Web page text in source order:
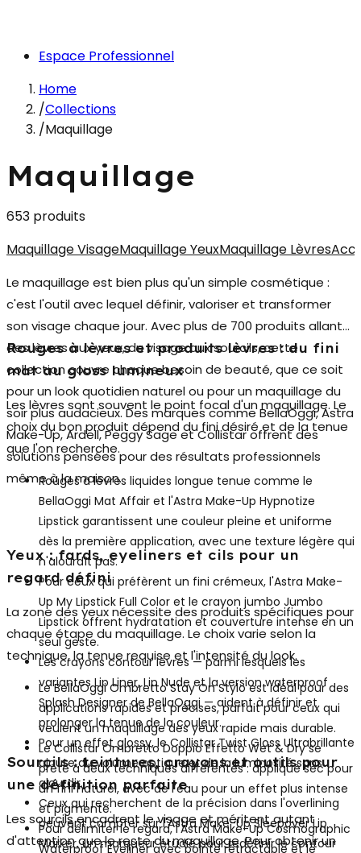
Espace Professionnel
Home
/Collections
/Maquillage
Maquillage
653 produits
Maquillage VisageMaquillage YeuxMaquillage Lèvres
Le maquillage est bien plus qu'un simple cosmétique :
c'est l'outil avec lequel définir, valoriser et transformer
son visage chaque jour. Avec plus de 700 produits allant
des lèvres aux yeux, du visage aux sourcils, cette
collection couvre chaque besoin de beauté, que ce soit
pour un look quotidien naturel ou pour un maquillage du
soir plus audacieux. Des marques comme BellaOggi, Astra
Make-Up, Ardell, Peggy Sage et Collistar offrent des
solutions pensées pour des résultats professionnels
même à la maison.
Rouges à lèvres et produits lèvres : du fini
mat au gloss lumineux
Les lèvres sont souvent le point focal d'un maquillage. Le
choix du bon produit dépend du fini désiré et de la tenue
que l'on recherche.
Rouges à lèvres liquides longue tenue comme le
BellaOggi Mat Affair et l'Astra Make-Up Hypnotize
Lipstick garantissent une couleur pleine et uniforme
dès la première application, avec une texture légère qui
n'alourdît pas.
Pour ceux qui préfèrent un fini crémeux, l'Astra Make-
Up My Lipstick Full Color et le crayon jumbo Jumbo
Lipstick offrent hydratation et couverture intense en un
seul geste.
Lescrayons contour lèvres— parmi lesquels les
variantes Lip Liner, Lip Nude et la version waterproof
Splash Designer de BellaOggi — aident à définir et
prolonger la tenue de la couleur.
Pour un effet glossy, le Collistar Twist Gloss Ultrabrillante
ajoute du volume optique et de la luminosité sans
alourdir.
Ceux qui recherchent de la précision dans l'overlining
peuvent compter sur l'Astra Make-Up Sleepover Lip
Marker, un marqueur étudié pour redéfinir le contour
Yeux : fards, eyeliners et cils pour un
regard défini
La zone des yeux nécessite des produits spécifiques pour
chaque étape du maquillage. Le choix varie selon la
technique, la tenue requise et l'intensité du look.
Le BellaOggi Ombretto Stay On Stylo est idéal pour des
applications rapides et précises, parfait pour ceux qui
veulent un maquillage des yeux rapide mais durable.
Le Collistar Ombretto Doppio Effetto Wet & Dry se
prête à deux techniques différentes : appliqué sec pour
un fini naturel, avec de l'eau pour un effet plus intense
et pigmenté.
Pour délimiter le regard, l'Astra Make-Up Cosmographic
Waterproof Eyeliner avec pointe rétractable et le
Sourcils : teintures, crayons et outils pour
une définition parfaite
Les sourcils encadrent le visage et méritent autant
d'attention que le reste du maquillage. Pour obtenir un